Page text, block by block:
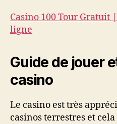
Casino 100 Tour Gratuit
ligne
Guide de jouer
casino
Le casino est très
casinos terrestres et